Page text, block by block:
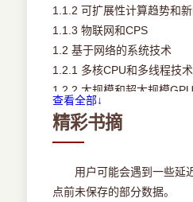
1.1.2 可扩展性计算趋势和
1.1.3 物联网和CPS
1.2 基于网络的系统技术
1.2.1 多核CPU和多线程技术
1.2.2 大规模和超大规模
1.2.3 内存、外部存储和广域
1.2.4 虚拟机和虚拟化中间件
1.3 分布式和云计算系统模
1.3.1 协同计算机集群
查看全部↓
精彩书摘
用户可能会遇到一些延
点前未保存的部分数据。